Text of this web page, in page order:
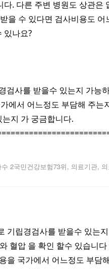
. 다른 주변 병원도 상관은
을 수 있다면 검사비용도
있나요?
검사를 받을수 있는지 가능
에서 어느정도 부담해 주는
지 가 궁금합니다.
수 2국민건강보험73위, 의료기관,
기립경검사를 받을수 있는
혈압 을 확인 할수 있습니
을 국가에서 어느정도 부담